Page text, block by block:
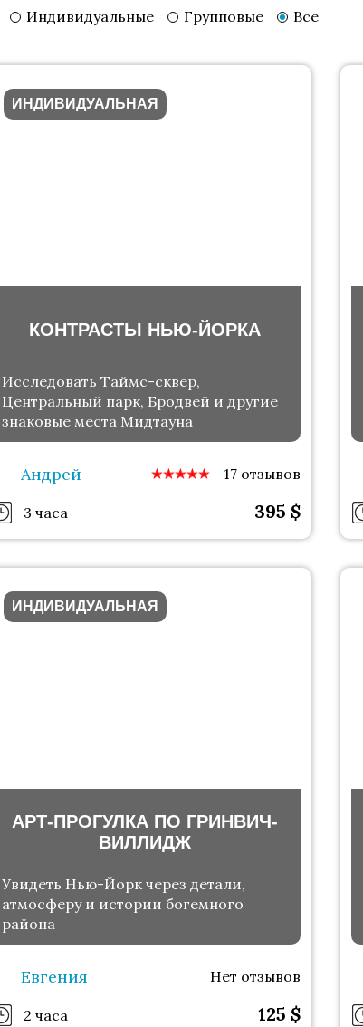
Индивидуальные Групповые Все
ИНДИВИДУАЛЬНАЯ
КОНТРАСТЫ НЬЮ-ЙОРКА
Исследовать Таймс-сквер,
Центральный парк, Бродвей и другие
знаковые места Мидтауна
Андрей 17 отзывов
3 часа 395$
ИНДИВИДУАЛЬНАЯ
АРТ-ПРОГУЛКА ПО ГРИНВИЧ-
ВИЛЛИДЖ
Увидеть Нью-Йорк через детали,
атмосферу и истории богемного
района
Евгения Нет отзывов
2 часа 125$